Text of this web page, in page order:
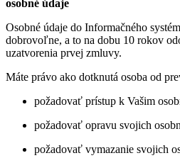
osobné údaje
Osobné údaje do Informačného
dobrovoľne, a to na dobu 10 rokov
uzatvorenia prvej zmluvy.
Máte právo ako dotknutá osoba od
požadovať prístup k Vašim
požadovať opravu svojich
požadovať vymazanie svojich